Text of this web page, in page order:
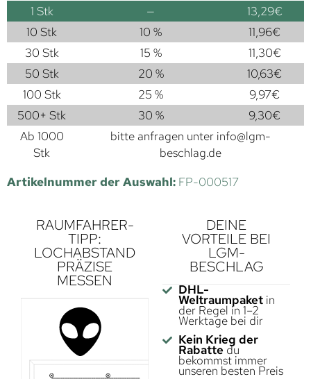
1 Stk — 13,29€
10 Stk
10 % 11,96€
30 Stk
15 % 11,30€
50 Stk
20 % 10,63€
100 Stk
25 % 9,97€
500+ Stk
30 % 9,30€
Ab 1000
Stk
bitte anfragen unter info@lgm-
beschlag.de
Artikelnummer der Auswahl: FP-000517
RAUMFAHRER-
TIPP:
LOCHABSTAND
PRÄZISE
MESSEN
DEINE
VORTEILE BEI
LGM-
BESCHLAG
DHL-
Weltraumpaketin
der Regel in 1–2
Werktage bei dir
Kein Krieg der
Rabatte du
bekommst immer
unseren besten Preis